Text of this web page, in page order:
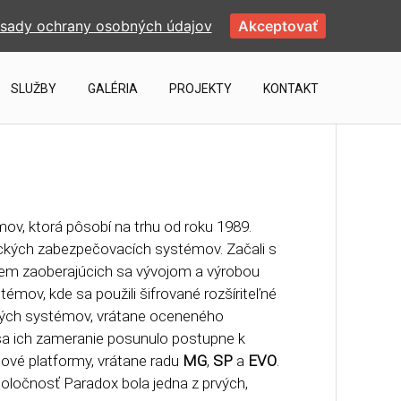
SLUŽBY GALÉRIA PROJEKTY KONTAKT
ktorá pôsobí na trhu od roku 1989.
zabezpečovacích systémov. Začali s
zaoberajúcich sa vývojom a výrobou
kde sa použili šifrované rozšíriteľné
systémov, vrátane oceneného
ich zameranie posunulo postupne k
platformy, vrátane radu MG, SPa EVO.
Paradox bola jedna z prvých,
ochrany osobných údajov Akceptovať